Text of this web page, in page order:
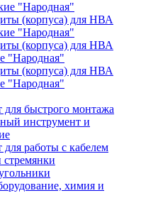
"Народная"
(корпуса) для НВА
"Народная"
(корпуса) для НВА
"Народная"
(корпуса) для НВА
"Народная"
для быстрого монтажа
инструмент и
работы с кабелем
химия и